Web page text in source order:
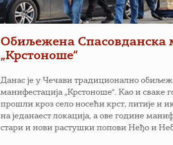
Oбиљежена Спасовданска
„Крстоноше“
Данас је у Чечави традиционално
манифестација „Крстоноше“. Као и сваке
прошли кроз село носећи крст, литије и
на једанаест локација, а ове године
стари и нови растушки попови Неђо и